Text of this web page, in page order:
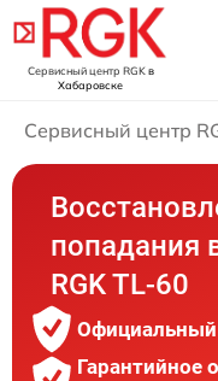
Сервисный центр RGKв
Хабаровске
Сервисный центр
попадания
RGK TL-60
Официальный
Гарантийное